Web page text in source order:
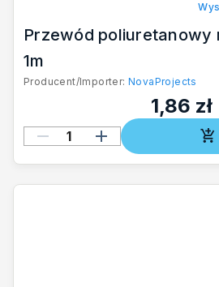
Przewód poliuretanowy
1m
Producent/Importer:NovaProjects
1,86 zł